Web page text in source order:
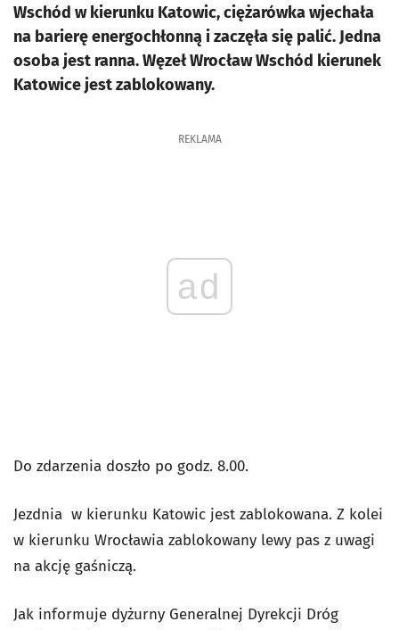
Wschód w kierunku Katowic, ciężarówka wjechała
na barierę energochłonną i zaczęła się palić. Jedna
osoba jest ranna. Węzeł Wrocław Wschód kierunek
Katowice jest zablokowany.
REKLAMA
ad
Do zdarzenia doszło po godz. 8.00.
Jezdnia w kierunku Katowic jest zablokowana. Z kolei
w kierunku Wrocławia zablokowany lewy pas z uwagi
na akcję gaśniczą.
Jak informuje dyżurny Generalnej Dyrekcji Dróg